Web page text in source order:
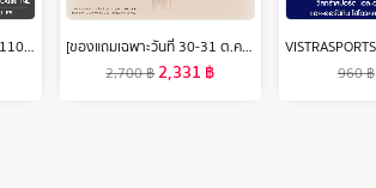
Vistra CLA & L-Carnitine 1100 mg Plus Vitamin E - วิสทร้า ซีแอลเอ แอนด์ แอล-คาร์นิทีน 1100 มก. พลัส วิตามินอี (30 เม็ด)
[ของแถมเฉพาะวันที่ 30-31 ต.ค.67 เท่านั้น]ELIXIR เรตินอล พาวเวอร์ ริงเกิล สมูทติ้ง ครีม 15ก. (เรตินอลครีมลดเลือนริ้วรอยร่องลึก)
2,700฿2,331 ฿
960฿